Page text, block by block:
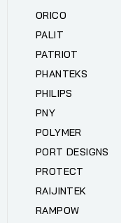
ORICO
PALIT
PATRIOT
PHANTEKS
PHILIPS
PNY
POLYMER
PORT DESIGNS
PROTECT
RAIJINTEK
RAMPOW